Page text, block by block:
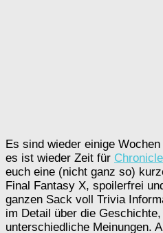
Es sind wieder einige
es ist wieder Zeit für
euch eine (nicht ganz so)
Final Fantasy X, spoilerfrei
ganzen Sack voll Trivia
im Detail über die
unterschiedliche Meinungen.